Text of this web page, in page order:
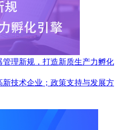
理新规，打造新质生产力孵化
技术企业；政策支持与发展方